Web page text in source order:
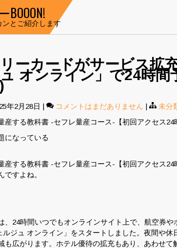
とご紹介します
ーカードがサービス拡
オンライン」で24時間
年2月28日 | コメントはまだありません |
未分
産する教科書 -セフレ量産コース-【初回アクセス
になっている
産する教科書 -セフレ量産コース-【初回アクセス24
ですよね。
、24時間いつでもオンラインサイト上で、航空券
ルジュ オンライン」をスタートしました。夜間や
も広がります。ホテル優待の拡充もあり、あわせて